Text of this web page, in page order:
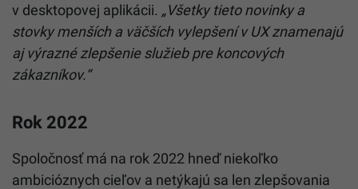
v desktopovej aplikácii. „Všetky tieto novinky a
stovky menších a väčších vylepšení v UX znamenajú
aj výrazné zlepšenie služieb pre koncových
zákazníkov.“
Rok 2022
Spoločnosť má na rok 2022 hneď niekoľko
ambicióznych cieľov a netýkajú sa len zlepšovania